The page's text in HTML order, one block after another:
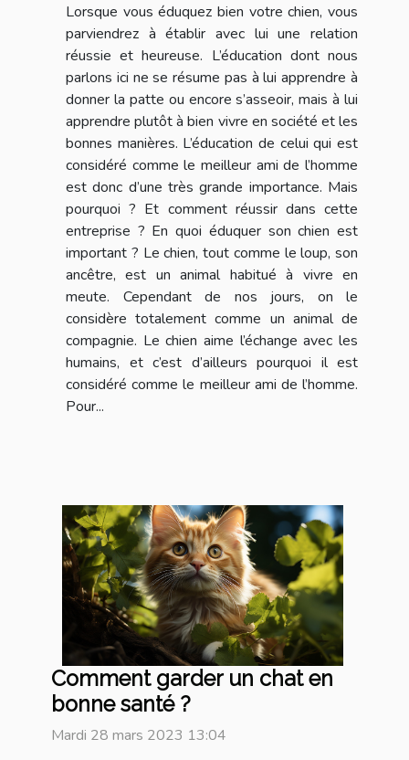
Lorsque vous éduquez bien votre chien, vous
parviendrez à établir avec lui une relation
réussie et heureuse. L’éducation dont nous
parlons ici ne se résume pas à lui apprendre à
donner la patte ou encore s’asseoir, mais à lui
apprendre plutôt à bien vivre en société et les
bonnes manières. L’éducation de celui qui est
considéré comme le meilleur ami de l’homme
est donc d’une très grande importance. Mais
pourquoi ? Et comment réussir dans cette
entreprise ? En quoi éduquer son chien est
important ? Le chien, tout comme le loup, son
ancêtre, est un animal habitué à vivre en
meute. Cependant de nos jours, on le
considère totalement comme un animal de
compagnie. Le chien aime l’échange avec les
humains, et c’est d’ailleurs pourquoi il est
considéré comme le meilleur ami de l’homme.
Pour...
Comment garder un chat en
bonne santé ?
Mardi 28 mars 2023 13:04